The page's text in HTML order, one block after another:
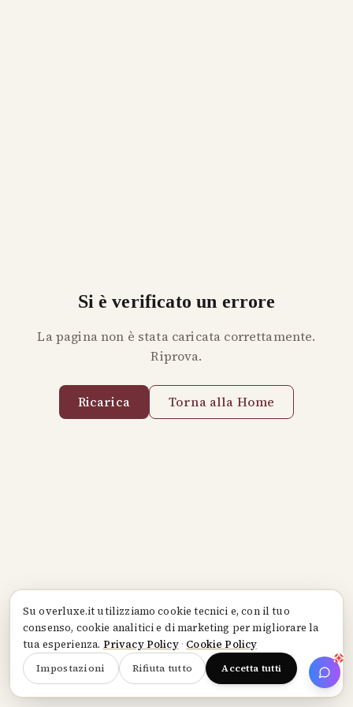
Suoverluxe.itutilizziamo cookie tecnici e, con il tuo
consenso, cookie analitici e di marketing per migliorare la
tua esperienza. Privacy Policy· Cookie Policy
Impostazioni Rifiuta tutto Accetta tutti
Si è verificato un errore
La pagina non è stata caricata correttamente.
Riprova.
Ricarica Torna alla Home